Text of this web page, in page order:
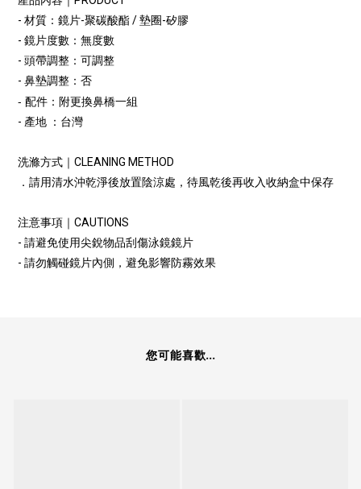
- 材質：鏡片-聚碳酸酯 / 墊圈-矽膠
- 鏡片度數：無度數
- 頭帶調整：可調整
- 鼻墊調整：否
- 配件：附更換鼻橋一組
- 產地 ：台灣
洗滌方式｜CLEANING METHOD
．請用清水沖乾淨後放置陰涼處，待風乾後再收入收納盒中保存
注意事項｜CAUTIONS
- 請避免使用尖銳物品刮傷泳鏡鏡片
- 請勿觸碰鏡片內側，避免影響防霧效果
您可能喜歡...